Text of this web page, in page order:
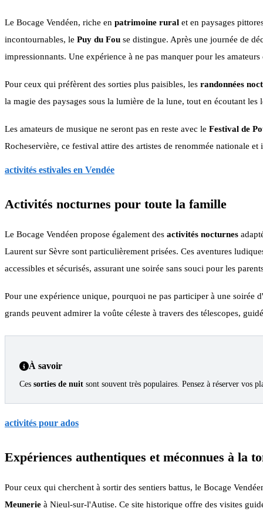
Le Bocage Vendéen, riche en patrimoine rural et en paysages
incontournables, le Puy du Fou se distingue. Après une journée de
impressionnants. Une expérience à ne pas manquer pour les
Pour ceux qui préfèrent des sorties plus paisibles, les randonnées
la magie des paysages sous la lumière de la lune, tout en écoutant
Les amateurs de musique ne seront pas en reste avec le Festival de
Rocheservière, ce festival attire des artistes de renommée nationale
activités estivales en Vendée
Activités nocturnes pour toute la famille
Le Bocage Vendéen propose également des activités nocturnes
Laurent sur Sèvre sont particulièrement prisées. Ces aventures
accessibles et sécurisés, assurant une soirée sans souci pour les
Pour une expérience unique, pourquoi ne pas participer à une soirée
grands peuvent admirer la voûte céleste à travers des télescopes,
À savoir
Ces sorties de nuit sont souvent très populaires. Pensez à réserver vos
activités pour ados
Expériences authentiques et méconnues à la
Pour ceux qui cherchent à sortir des sentiers battus, le Bocage
Meunerie à Nieul-sur-l'Autise. Ce site historique offre des visites